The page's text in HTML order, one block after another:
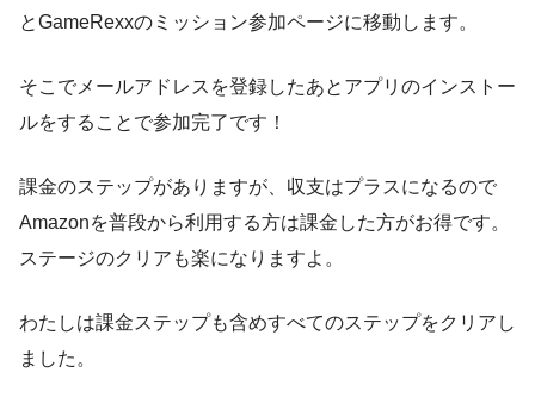
とGameRexxのミッション参加ページに移動します。
そこでメールアドレスを登録したあとアプリのインストー
ルをすることで参加完了です！
課金のステップがありますが、収支はプラスになるので
Amazonを普段から利用する方は課金した方がお得です。
ステージのクリアも楽になりますよ。
わたしは課金ステップも含めすべてのステップをクリアし
ました。